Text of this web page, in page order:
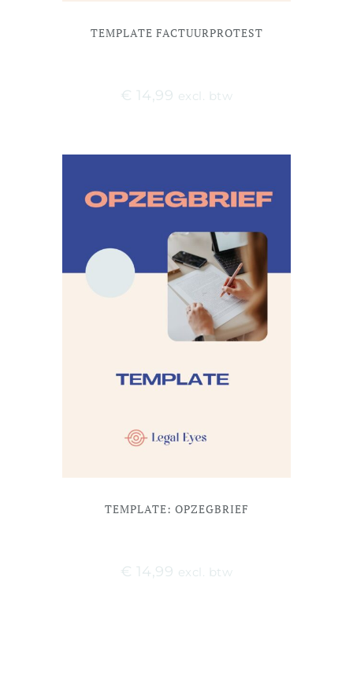
TEMPLATE FACTUURPROTEST
€ 14,99 excl. btw
TEMPLATE: OPZEGBRIEF
€ 14,99 excl. btw